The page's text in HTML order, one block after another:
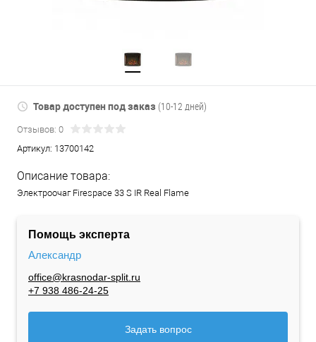
Товар доступен под заказ (10-12 дней)
Отзывов: 0
Артикул: 13700142
Описание товара:
Электроочаг Firespace 33 S IR Real Flame
Помощь эксперта
Александр
office@krasnodar-split.ru
+7 938 486-24-25
Задать вопрос